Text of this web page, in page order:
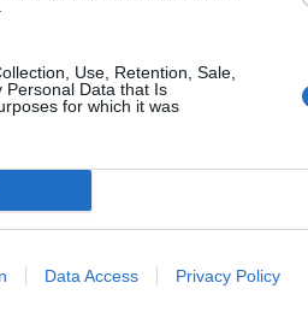
Use, Retention, Sale,
Personal Data that Is
for which it was
Data Access Privacy Policy
na prezesa IPN.
poparcia większości
Narodowej. Mimo
ze strony PiS, Konfederacji i